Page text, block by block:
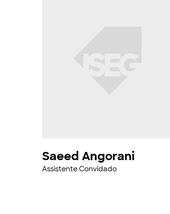
Saeed Angorani
Assistente Convidado